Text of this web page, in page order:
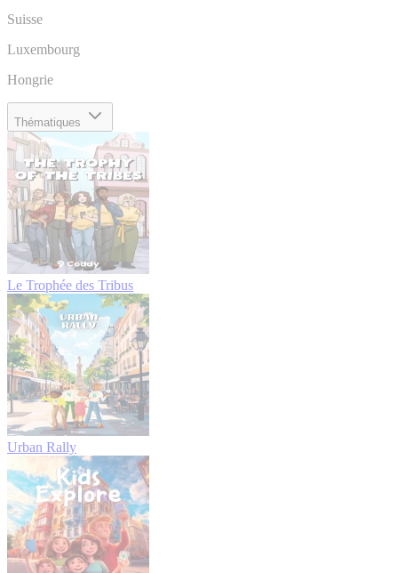
Suisse
Luxembourg
Hongrie
Thématiques
Le Trophée des Tribus
Urban Rally